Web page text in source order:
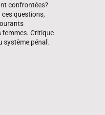
confrontées?
questions,
femmes. Critique
système pénal.